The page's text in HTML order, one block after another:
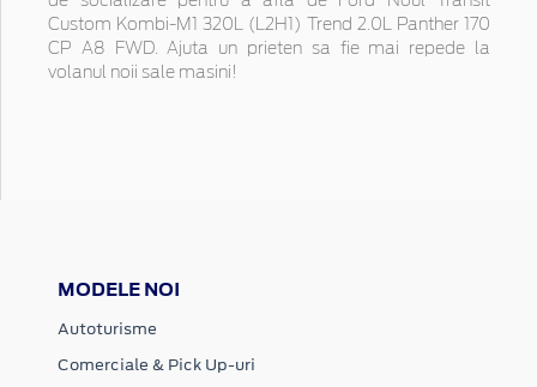
Custom Kombi-M1 320L (L2H1) Trend 2.0L Panther 170
CP A8 FWD. Ajuta un prieten sa fie mai repede la
volanul noii sale masini!
MODELE NOI
Autoturisme
Comerciale & Pick Up-uri